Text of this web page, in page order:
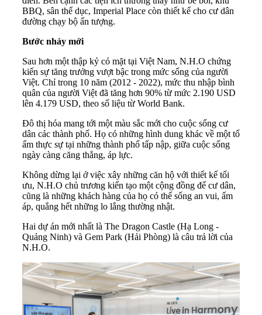
BBQ, sân thể dục, Imperial Place còn thiết kế cho cư dân
đường chạy bộ ấn tượng.
Bước nhảy mới
Sau hơn một thập kỷ có mặt tại Việt Nam, N.H.O chứng
kiến sự tăng trưởng vượt bậc trong mức sống của người
Việt. Chỉ trong 10 năm (2012 - 2022), mức thu nhập bình
quân của người Việt đã tăng hơn 90% từ mức 2.190 USD
lên 4.179 USD, theo số liệu từ World Bank.
Đô thị hóa mang tới một màu sắc mới cho cuộc sống cư
dân các thành phố. Họ có những hình dung khác về một tổ
ấm thực sự tại những thành phố tấp nập, giữa cuộc sống
ngày càng căng thẳng, áp lực.
Không dừng lại ở việc xây những căn hộ với thiết kế tối
ưu, N.H.O chủ trương kiến tạo một cộng đồng để cư dân,
cũng là những khách hàng của họ có thể sống an vui, ấm
áp, quẳng hết những lo lắng thường nhật.
Hai dự án mới nhất là The Dragon Castle (Hạ Long -
Quảng Ninh) và Gem Park (Hải Phòng) là câu trả lời của
N.H.O.